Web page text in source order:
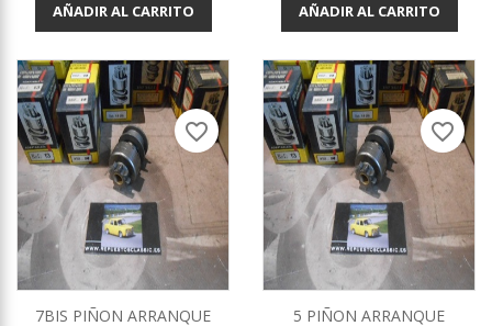
AÑADIR AL CARRITO AÑADIR AL CARRITO
7BIS PIÑON ARRANQUE
favorite_border
5 PIÑON ARRANQUE
favorite_border